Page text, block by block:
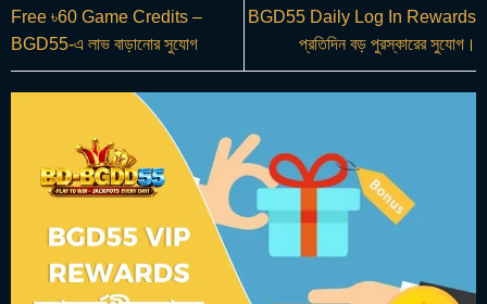
Free ৳60 Game Credits –
BGD55-এ লাভ বাড়ানোর সুযোগ
BGD55 Daily Log In Rewards
প্রতিদিন বড় পুরস্কারের সুযোগ।